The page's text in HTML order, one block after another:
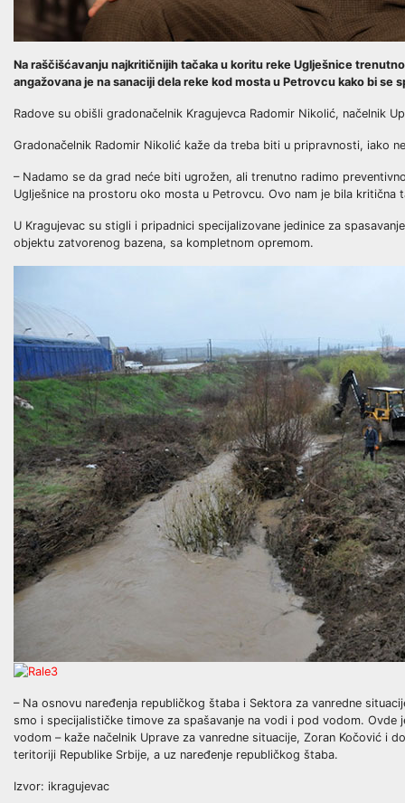
Na raščišćavanju najkritičnijih tačaka u koritu reke Uglješnice
angažovana je na sanaciji dela reke kod mosta u Petrovcu kako bi
Radove su obišli gradonačelnik Kragujevca Radomir Nikolić, načelnik
Gradonačelnik Radomir Nikolić kaže da treba biti u pripravnosti, iako
– Nadamo se da grad neće biti ugrožen, ali trenutno radimo
Uglješnice na prostoru oko mosta u Petrovcu. Ovo nam je bila
U Kragujevac su stigli i pripadnici specijalizovane jedinice za
objektu zatvorenog bazena, sa kompletnom opremom.
– Na osnovu naređenja republičkog štaba i Sektora za vanredne
smo i specijalističke timove za spašavanje na vodi i pod vodom.
vodom – kaže načelnik Uprave za vanredne situacije, Zoran Kočović i
teritoriji Republike Srbije, a uz naređenje republičkog štaba.
Izvor: ikragujevac